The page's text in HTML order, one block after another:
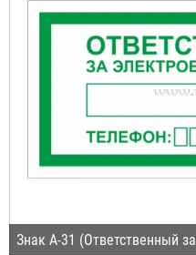
Знак A-31 (Ответственный